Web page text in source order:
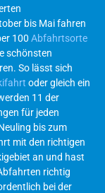
bis Mai fahren
100 Abfahrtsorte
schönsten
So lässt sich
oder gleich ein
11 der
für jeden
bis zum
mit den richtigen
an und hast
richtig
bei der